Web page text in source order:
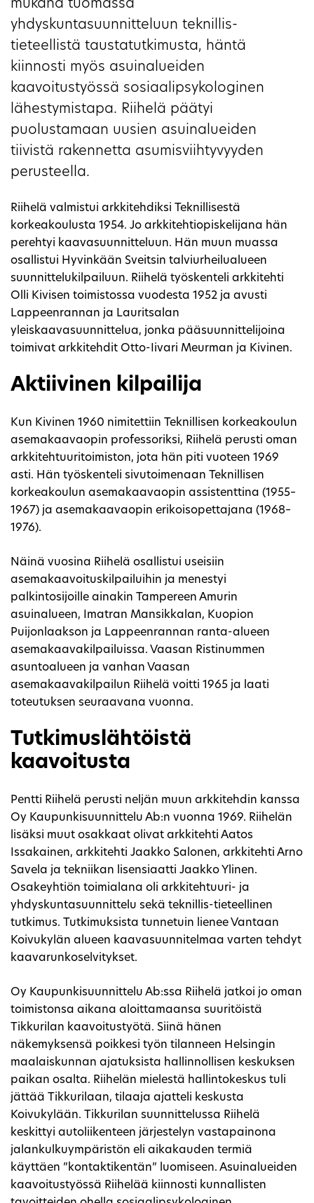
mukana tuomassa
yhdyskuntasuunnitteluun teknillis-
tieteellistä taustatutkimusta, häntä
kiinnosti myös asuinalueiden
kaavoitustyössä sosiaalipsykologinen
lähestymistapa. Riihelä päätyi
puolustamaan uusien asuinalueiden
tiivistä rakennetta asumisviihtyvyyden
perusteella.
Riihelä valmistui arkkitehdiksi Teknillisestä
korkeakoulusta 1954. Jo arkkitehtiopiskelijana hän
perehtyi kaavasuunnitteluun. Hän muun muassa
osallistui Hyvinkään Sveitsin talviurheilualueen
suunnittelukilpailuun. Riihelä työskenteli arkkitehti
Olli Kivisen toimistossa vuodesta 1952 ja avusti
Lappeenrannan ja Lauritsalan
yleiskaavasuunnittelua, jonka pääsuunnittelijoina
toimivat arkkitehdit Otto-Iivari Meurman ja Kivinen.
Aktiivinen kilpailija
Kun Kivinen 1960 nimitettiin Teknillisen korkeakoulun
asemakaavaopin professoriksi, Riihelä perusti oman
arkkitehtuuritoimiston, jota hän piti vuoteen 1969
asti. Hän työskenteli sivutoimenaan Teknillisen
korkeakoulun asemakaavaopin assistenttina (1955–
1967) ja asemakaavaopin erikoisopettajana (1968–
1976).
Näinä vuosina Riihelä osallistui useisiin
asemakaavoituskilpailuihin ja menestyi
palkintosijoille ainakin Tampereen Amurin
asuinalueen, Imatran Mansikkalan, Kuopion
Puijonlaakson ja Lappeenrannan ranta-alueen
asemakaavakilpailuissa. Vaasan Ristinummen
asuntoalueen ja vanhan Vaasan
asemakaavakilpailun Riihelä voitti 1965 ja laati
toteutuksen seuraavana vuonna.
Tutkimuslähtöistä
kaavoitusta
Pentti Riihelä perusti neljän muun arkkitehdin kanssa
Oy Kaupunkisuunnittelu Ab:n vuonna 1969. Riihelän
lisäksi muut osakkaat olivat arkkitehti Aatos
Issakainen, arkkitehti Jaakko Salonen, arkkitehti Arno
Savela ja tekniikan lisensiaatti Jaakko Ylinen.
Osakeyhtiön toimialana oli arkkitehtuuri- ja
yhdyskuntasuunnittelu sekä teknillis-tieteellinen
tutkimus. Tutkimuksista tunnetuin lienee Vantaan
Koivukylän alueen kaavasuunnitelmaa varten tehdyt
kaavarunkoselvitykset.
Oy Kaupunkisuunnittelu Ab:ssa Riihelä jatkoi jo oman
toimistonsa aikana aloittamaansa suuritöistä
Tikkurilan kaavoitustyötä. Siinä hänen
näkemyksensä poikkesi työn tilanneen Helsingin
maalaiskunnan ajatuksista hallinnollisen keskuksen
paikan osalta. Riihelän mielestä hallintokeskus tuli
jättää Tikkurilaan, tilaaja ajatteli keskusta
Koivukylään. Tikkurilan suunnittelussa Riihelä
keskittyi autoliikenteen järjestelyn vastapainona
jalankulkuympäristön eli aikakauden termiä
käyttäen ”kontaktikentän” luomiseen. Asuinalueiden
kaavoitustyössä Riihelää kiinnosti kunnallisten